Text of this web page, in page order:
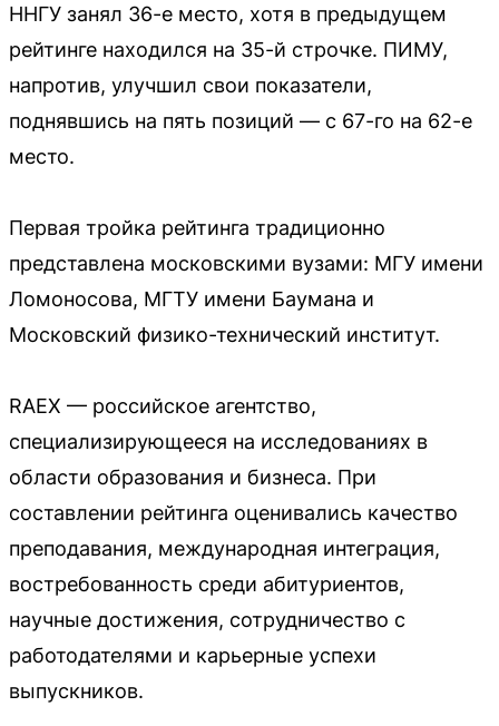
ННГУ занял 36-е место, хотя в предыдущем
рейтинге находился на 35-й строчке. ПИМУ,
напротив, улучшил свои показатели,
поднявшись на пять позиций — с 67-го на 62-е
место.
Первая тройка рейтинга традиционно
представлена московскими вузами: МГУ имени
Ломоносова, МГТУ имени Баумана и
Московский физико-технический институт.
RAEX — российское агентство,
специализирующееся на исследованиях в
области образования и бизнеса. При
составлении рейтинга оценивались качество
преподавания, международная интеграция,
востребованность среди абитуриентов,
научные достижения, сотрудничество с
работодателями и карьерные успехи
выпускников.